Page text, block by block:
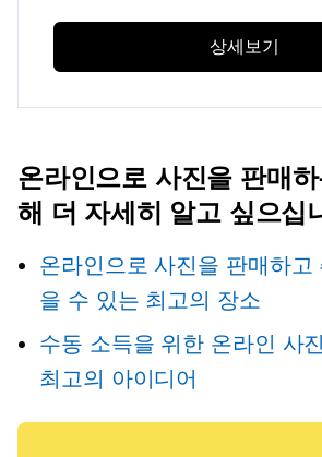
상세보기
온라인으로 사진을 판매
해 더 자세히 알고 싶으십
온라인으로 사진을 판매하고
을 수 있는 최고의 장소
수동 소득을 위한 온라인 사
최고의 아이디어